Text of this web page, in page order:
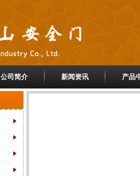
公司简介 新闻资讯 产品